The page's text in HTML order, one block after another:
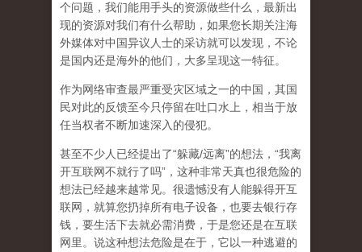
个问题，我们能用手头的资源做些什么，最新出
现的资源对我们有什么帮助，如果您长期关注海
外媒体对中国异议人士的采访就可以发现，不论
是国内还是海外的他们，大多呈现这一特征。
作为网络审查最严重受灾区域之一的中国，其国
民对此的反馈至今只停留在吐口水上，相当于放
任当权者不断加速深入的侵犯。
甚至不少人已经提出了“躲藏/远离”的想法，“我离
开互联网不就行了吗”，这种非常天真也很危险的
想法已经越来越常见。很遗憾没有人能躲得开互
联网，就算您扔掉所有电子设备，也要去银行存
钱，要生活下去就必需消费，于是您还是在互联
网里。说这种想法危险是在于，它以一种逃避的